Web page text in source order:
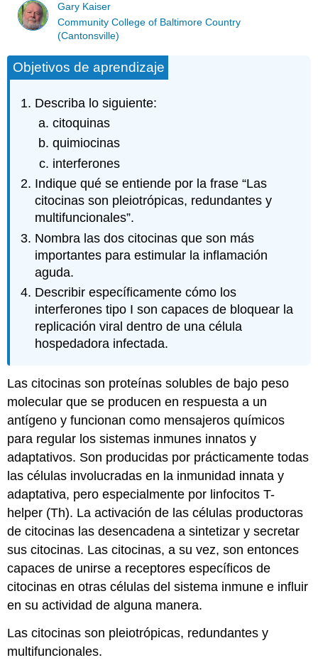
Gary Kaiser
Community College of Baltimore Country
(Cantonsville)
Objetivos de aprendizaje
Describa lo siguiente:
citoquinas
quimiocinas
interferones
Indique qué se entiende por la frase “Las
citocinas son pleiotrópicas, redundantes y
multifuncionales”.
Nombra las dos citocinas que son más
importantes para estimular la inflamación
aguda.
Describir específicamente cómo los
interferones tipo I son capaces de bloquear la
replicación viral dentro de una célula
hospedadora infectada.
Lascitocinas son proteínas solubles de bajo peso
molecular que se producen en respuesta a un
antígeno y funcionan como mensajeros químicos
para regular los sistemas inmunes innatos y
adaptativos. Son producidas por prácticamente todas
las células involucradas en la inmunidad innata y
adaptativa, pero especialmente por linfocitos T-
helper (Th). La activación de las células productoras
de citocinas las desencadena a sintetizar y secretar
sus citocinas. Las citocinas, a su vez, son entonces
capaces de unirse a receptores específicos de
citocinas en otras células del sistema inmune e influir
en su actividad de alguna manera.
Las citocinas son pleiotrópicas, redundantes y
multifuncionales.